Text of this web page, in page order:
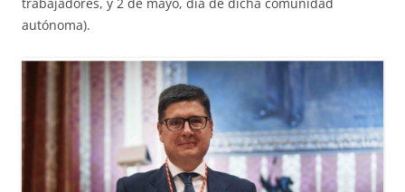
autónoma).